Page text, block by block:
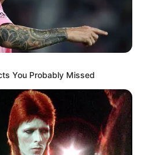
You Probably Missed